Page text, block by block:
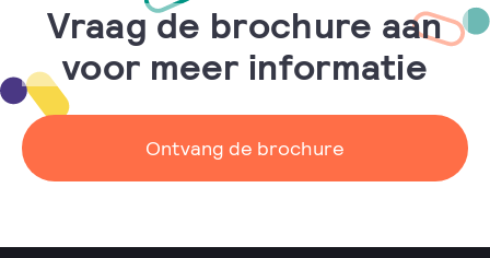
Vraag de brochure aan
voor meer informatie
Ontvang de brochure